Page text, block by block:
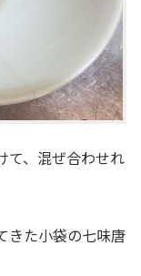
て、混ぜ合わせれ
きた小袋の七味唐